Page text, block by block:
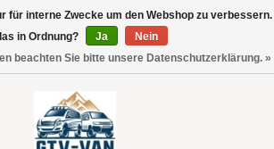
Verwende
die
nach
oben
und
für interne Zwecke um den Webshop zu verbessern.
in Ordnung?
Ja
Nein
beachten Sie bitte unsere Datenschutzerklärung. »